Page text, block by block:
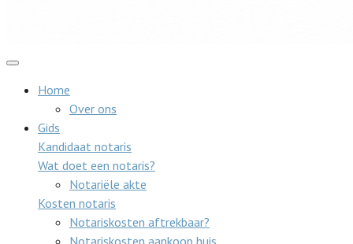
Home
Over ons
Gids
Kandidaat notaris
Wat doet een notaris?
Notariële akte
Kosten notaris
Notariskosten aftrekbaar?
Notariskosten aankoop huis